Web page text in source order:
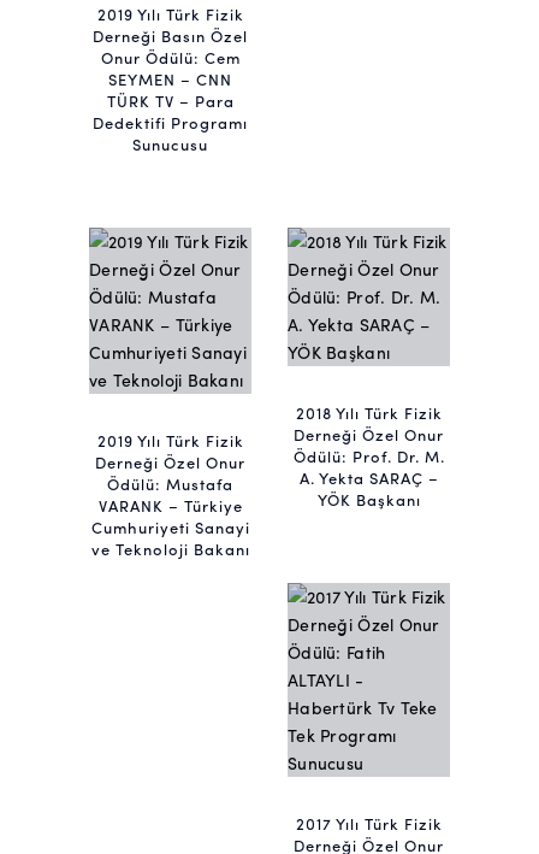
2019 Yılı Türk Fizik
Derneği Basın Özel
Onur Ödülü: Cem
SEYMEN – CNN
TÜRK TV – Para
Dedektifi Programı
Sunucusu
2019 Yılı Türk Fizik
Derneği Özel Onur
Ödülü: Mustafa
VARANK – Türkiye
Cumhuriyeti Sanayi
ve Teknoloji Bakanı
2018 Yılı Türk Fizik
Derneği Özel Onur
Ödülü: Prof. Dr. M.
A. Yekta SARAÇ –
YÖK Başkanı
2017 Yılı Türk Fizik
Derneği Özel Onur